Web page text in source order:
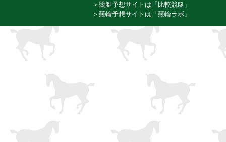
＞競艇予想サイトは「比較競艇」
＞競輪予想サイトは「競輪ラボ」